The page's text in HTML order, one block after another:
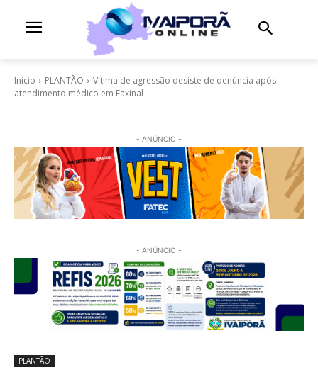
Início PLANTÃO
Vítima de agressão desiste de denúncia após
atendimento médico em Faxinal
- ANÚNCIO -
- ANÚNCIO -
PLANTÃO